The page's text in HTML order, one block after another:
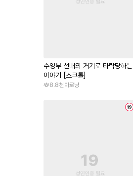
수영부 선배의 거기로 타락당하는
이야기 [스크롤]
8.8천 아로냥